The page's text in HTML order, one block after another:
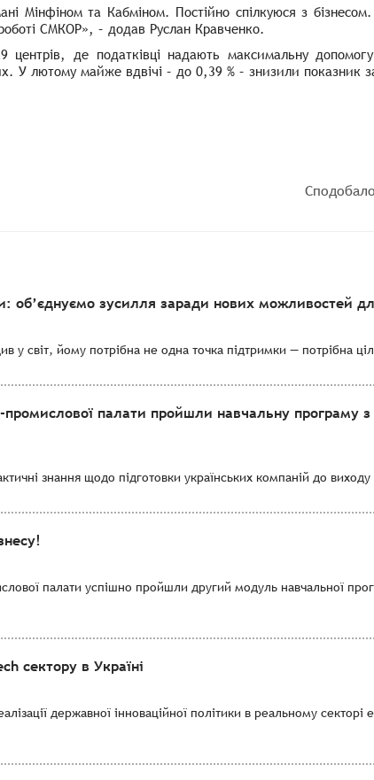
Мінфіном та Кабміном. Постійно спілкуюся з
СМКОР», – додав Руслан Кравченко.
де податківці надають максимальну
У лютому майже вдвічі – до 0,39 % – знизили показник
об’єднуємо зусилля заради нових можливостей
у світ, йому потрібна не одна точка підтримки — потрібна
промислової палати пройшли навчальну програму
знання щодо підготовки українських компаній до
палати успішно пройшли другий модуль навчальної
сектору в Україні
державної інноваційної політики в реальному